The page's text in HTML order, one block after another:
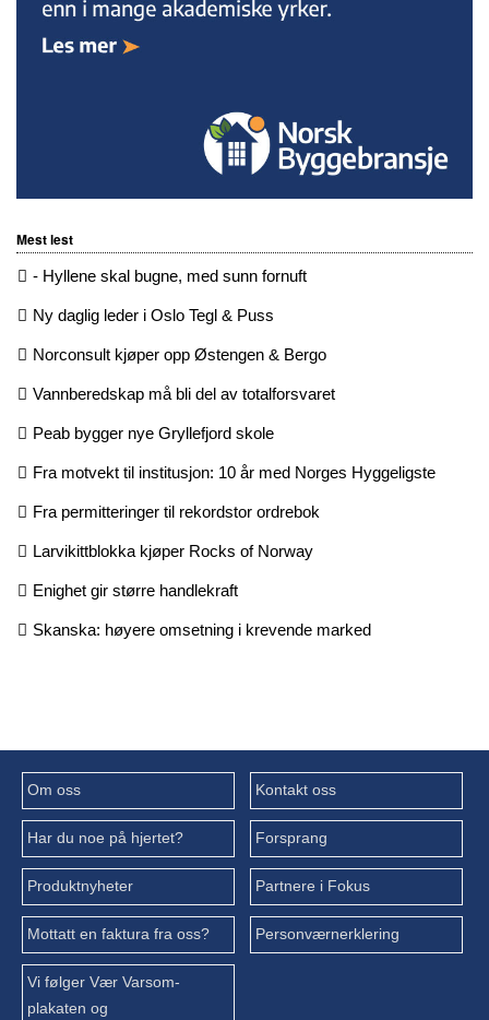
Mest lest
- Hyllene skal bugne, med sunn fornuft
Ny daglig leder i Oslo Tegl & Puss
Norconsult kjøper opp Østengen & Bergo
Vannberedskap må bli del av totalforsvaret
Peab bygger nye Gryllefjord skole
Fra motvekt til institusjon: 10 år med Norges Hyggeligste
Fra permitteringer til rekordstor ordrebok
Larvikittblokka kjøper Rocks of Norway
Enighet gir større handlekraft
Skanska: høyere omsetning i krevende marked
Om oss Kontakt oss
Har du noe på hjertet? Forsprang
Produktnyheter Partnere i Fokus
Mottatt en faktura fra oss? Personværnerklering
Vi følger Vær Varsom-
plakaten og